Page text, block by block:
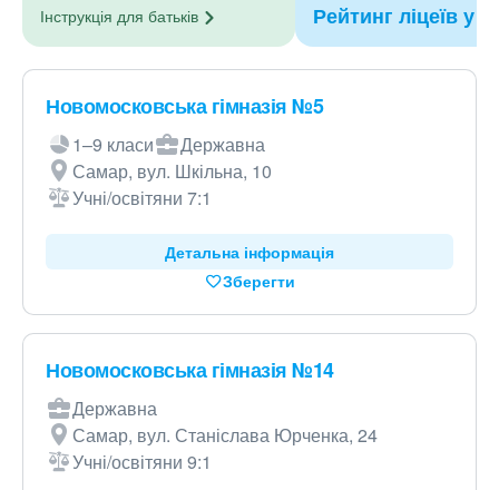
Інструкція для батьків Рейтинг ліцеїв у
Новомосковська гімназія №5
1–9 класи
Державна
Самар, вул. Шкільна, 10
Учні/освітяни 7:1
Детальна інформація
Зберегти
Новомосковська гімназія №14
Державна
Самар, вул. Станіслава Юрченка, 24
Учні/освітяни 9:1